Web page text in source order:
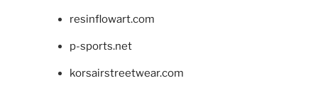
resinflowart.com
p-sports.net
korsairstreetwear.com